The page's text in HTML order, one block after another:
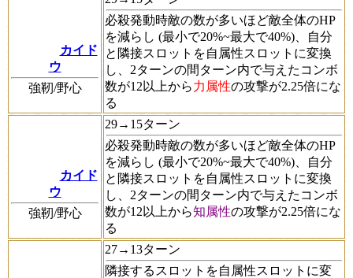
カイド
ウ
強靭/野心
必殺発動時敵の数が多いほど敵全体のHP
を減らし (最小で20%~最大で40%)、自分
と隣接スロットを自属性スロットに変換
し、2ターンの間ターン内で与えたコンボ
数が12以上から力属性の攻撃が2.25倍にな
る
カイド
ウ
強靭/野心
29→15ターン
必殺発動時敵の数が多いほど敵全体のHP
を減らし (最小で20%~最大で40%)、自分
と隣接スロットを自属性スロットに変換
し、2ターンの間ターン内で与えたコンボ
数が12以上から知属性の攻撃が2.25倍にな
る
27→13ターン
隣接するスロットを自属性スロットに変